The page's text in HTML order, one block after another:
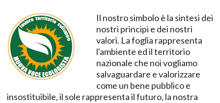
Il nostro simbolo è la sintesi dei
nostri principi e dei nostri
valori. La foglia rappresenta
l'ambiente ed il territorio
nazionale che noi vogliamo
salvaguardare e valorizzare
come un bene pubblico e
insostituibile, il sole rappresenta il futuro, la nostra